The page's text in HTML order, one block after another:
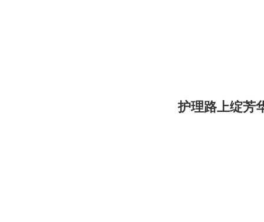
护理路上绽芳